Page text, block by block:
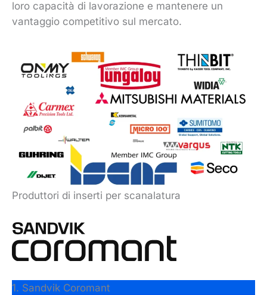
loro capacità di lavorazione e mantenere un
vantaggio competitivo sul mercato.
Produttori di inserti per scanalatura
1. Sandvik Coromant